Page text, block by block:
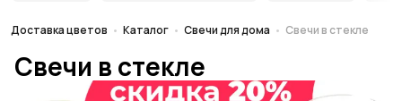
Доставка цветов Каталог Свечи для дома Свечи в стекле
Свечи в стекле